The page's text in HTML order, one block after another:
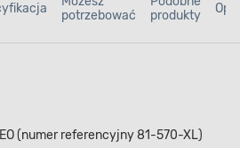
potrzebować
produkty
(numer referencyjny 81-570-XL)